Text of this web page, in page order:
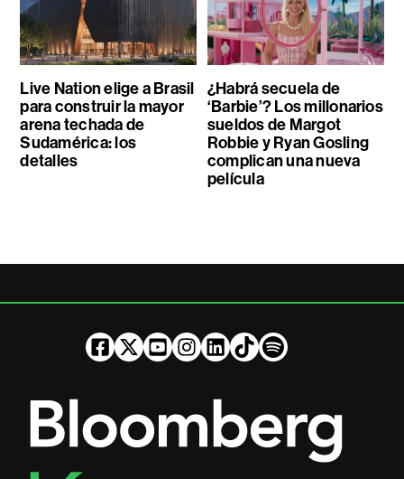
Live Nation elige a Brasil
para construir la mayor
arena techada de
Sudamérica: los
detalles
¿Habrá secuela de
‘Barbie’? Los millonarios
sueldos de Margot
Robbie y Ryan Gosling
complican una nueva
película